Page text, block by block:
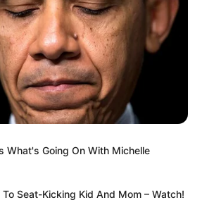
What's Going On With Michelle
Seat-Kicking Kid And Mom – Watch!